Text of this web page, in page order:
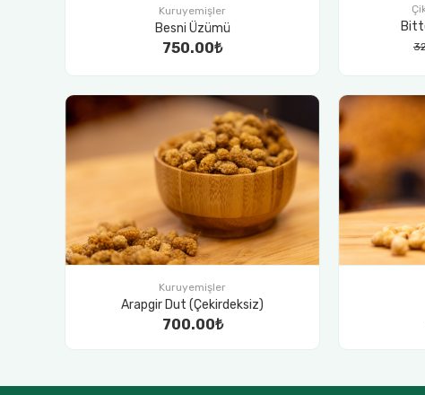
Kuruyemişler
Besni Üzümü
750.00₺
Kuruyemişler
Arapgir Dut (Çekirdeksiz)
700.00₺